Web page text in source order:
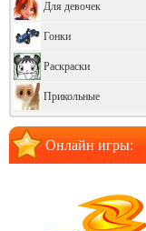
Для девочек
Гонки
Раскраски
Прикольные
Онлайн игры: